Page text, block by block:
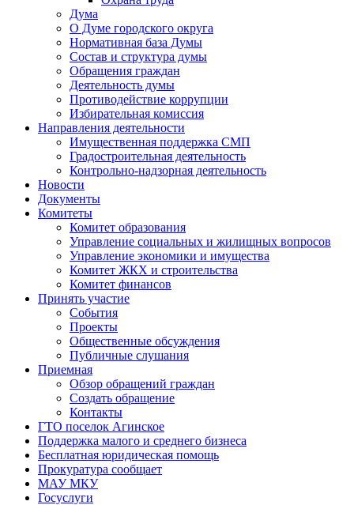
Дума
О Думе городского округа
Нормативная база Думы
Состав и структура думы
Обращения граждан
Деятельность думы
Противодействие коррупции
Избирательная комиссия
Направления деятельности
Имущественная поддержка СМП
Градостроительная деятельность
Контрольно-надзорная деятельность
Новости
Документы
Комитеты
Комитет образования
Управление социальных и жилищных вопросов
Управление экономики и имущества
Комитет ЖКХ и строительства
Комитет финансов
Принять участие
События
Проекты
Общественные обсуждения
Публичные слушания
Приемная
Обзор обращений граждан
Создать обращение
Контакты
ГТО поселок Агинское
Поддержка малого и среднего бизнеса
Бесплатная юридическая помощь
Прокуратура сообщает
МАУ МКУ
Госуслуги